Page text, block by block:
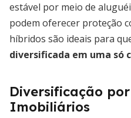
estável por meio de
podem oferecer proteção
híbridos são ideais para
diversificada em uma só
Diversificação
Imobiliários